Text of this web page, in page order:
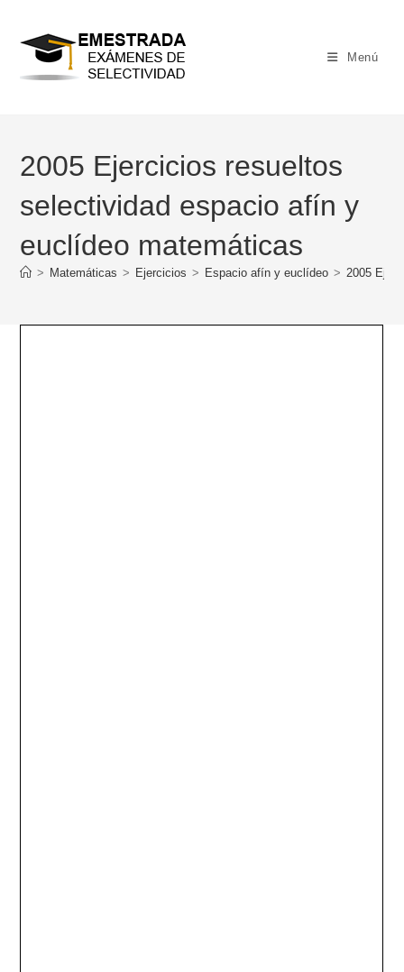
contenido
Menú
2005 Ejercicios resueltos
selectividad espacio afín y
euclídeo matemáticas
> Matemáticas > Ejercicios > Espacio afín y euclídeo > 2005